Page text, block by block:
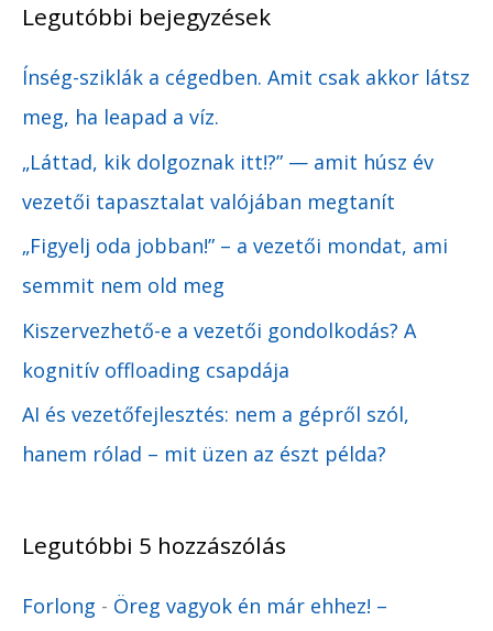
Legutóbbi bejegyzések
Ínség-sziklák a cégedben. Amit csak akkor látsz
meg, ha leapad a víz.
„Láttad, kik dolgoznak itt!?” — amit húsz év
vezetői tapasztalat valójában megtanít
„Figyelj oda jobban!” – a vezetői mondat, ami
semmit nem old meg
Kiszervezhető-e a vezetői gondolkodás? A
kognitív offloading csapdája
AI és vezetőfejlesztés: nem a gépről szól,
hanem rólad – mit üzen az észt példa?
Legutóbbi 5 hozzászólás
Forlong - Öreg vagyok én már ehhez! –
v
u